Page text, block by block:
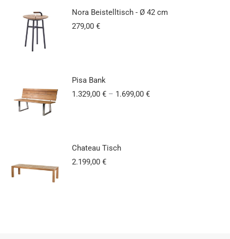
Nora Beistelltisch - Ø 42 cm
279,00 €
Pisa Bank
1.329,00 € – 1.699,00 €
Chateau Tisch
2.199,00 €